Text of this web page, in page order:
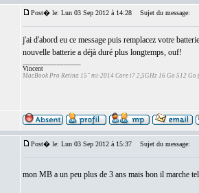
Post� le: Lun 03 Sep 2012 à 14:28 Sujet du message:
j'ai d'abord eu ce message puis remplacez votre
nouvelle batterie a déjà duré plus longtemps, ouf!
Vincent
MacBook Pro Retina 15" mi-2014 Core i7 2,5GHz 16 Go 512 Go
Post� le: Lun 03 Sep 2012 à 15:37 Sujet du message:
mon MB a un peu plus de 3 ans mais bon il marche